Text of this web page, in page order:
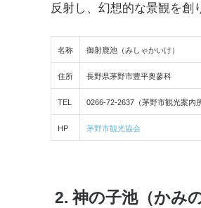
反射し、幻想的な景観を創
名称 御射鹿池（みしゃかいけ）
住所 長野県茅野市豊平奥蓼科
TEL 0266-72-2637（茅野市観光案内
HP 茅野市観光協会
2. 神の子池（かみ